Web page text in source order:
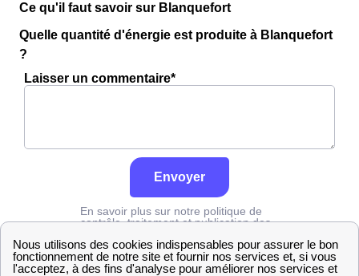
Ce qu'il faut savoir sur Blanquefort
Quelle quantité d'énergie est produite à Blanquefort
?
Laisser un commentaire*
Envoyer
En savoir plus sur notre politique de
contrôle, traitement et publication des